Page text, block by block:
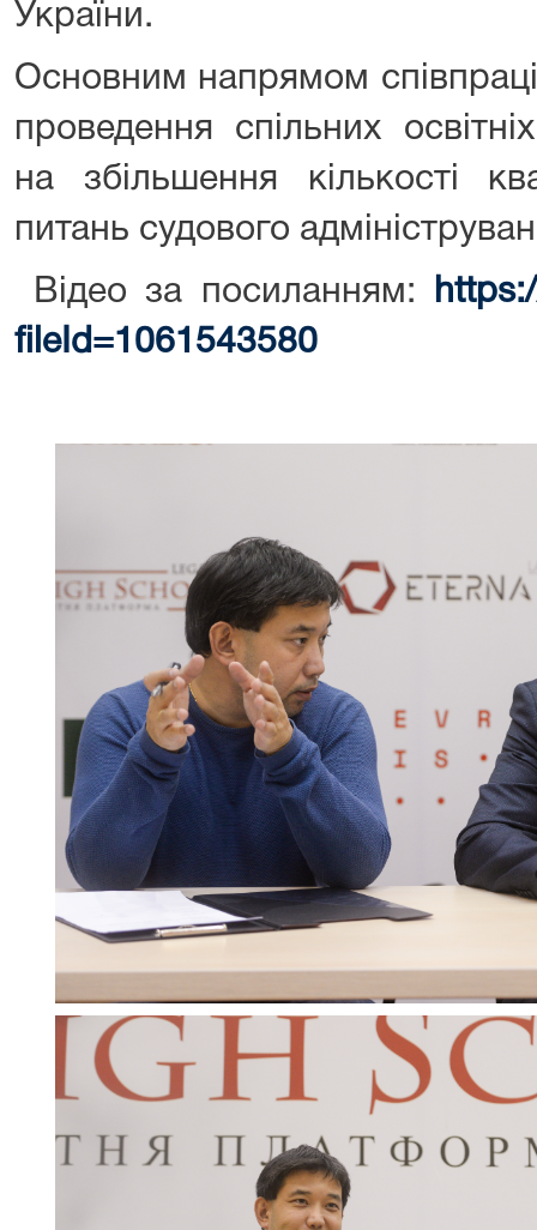
України.
Основним напрямом
проведення спільних
на збільшення кількості
питань судового
Відео за посиланням:
fileId=1061543580